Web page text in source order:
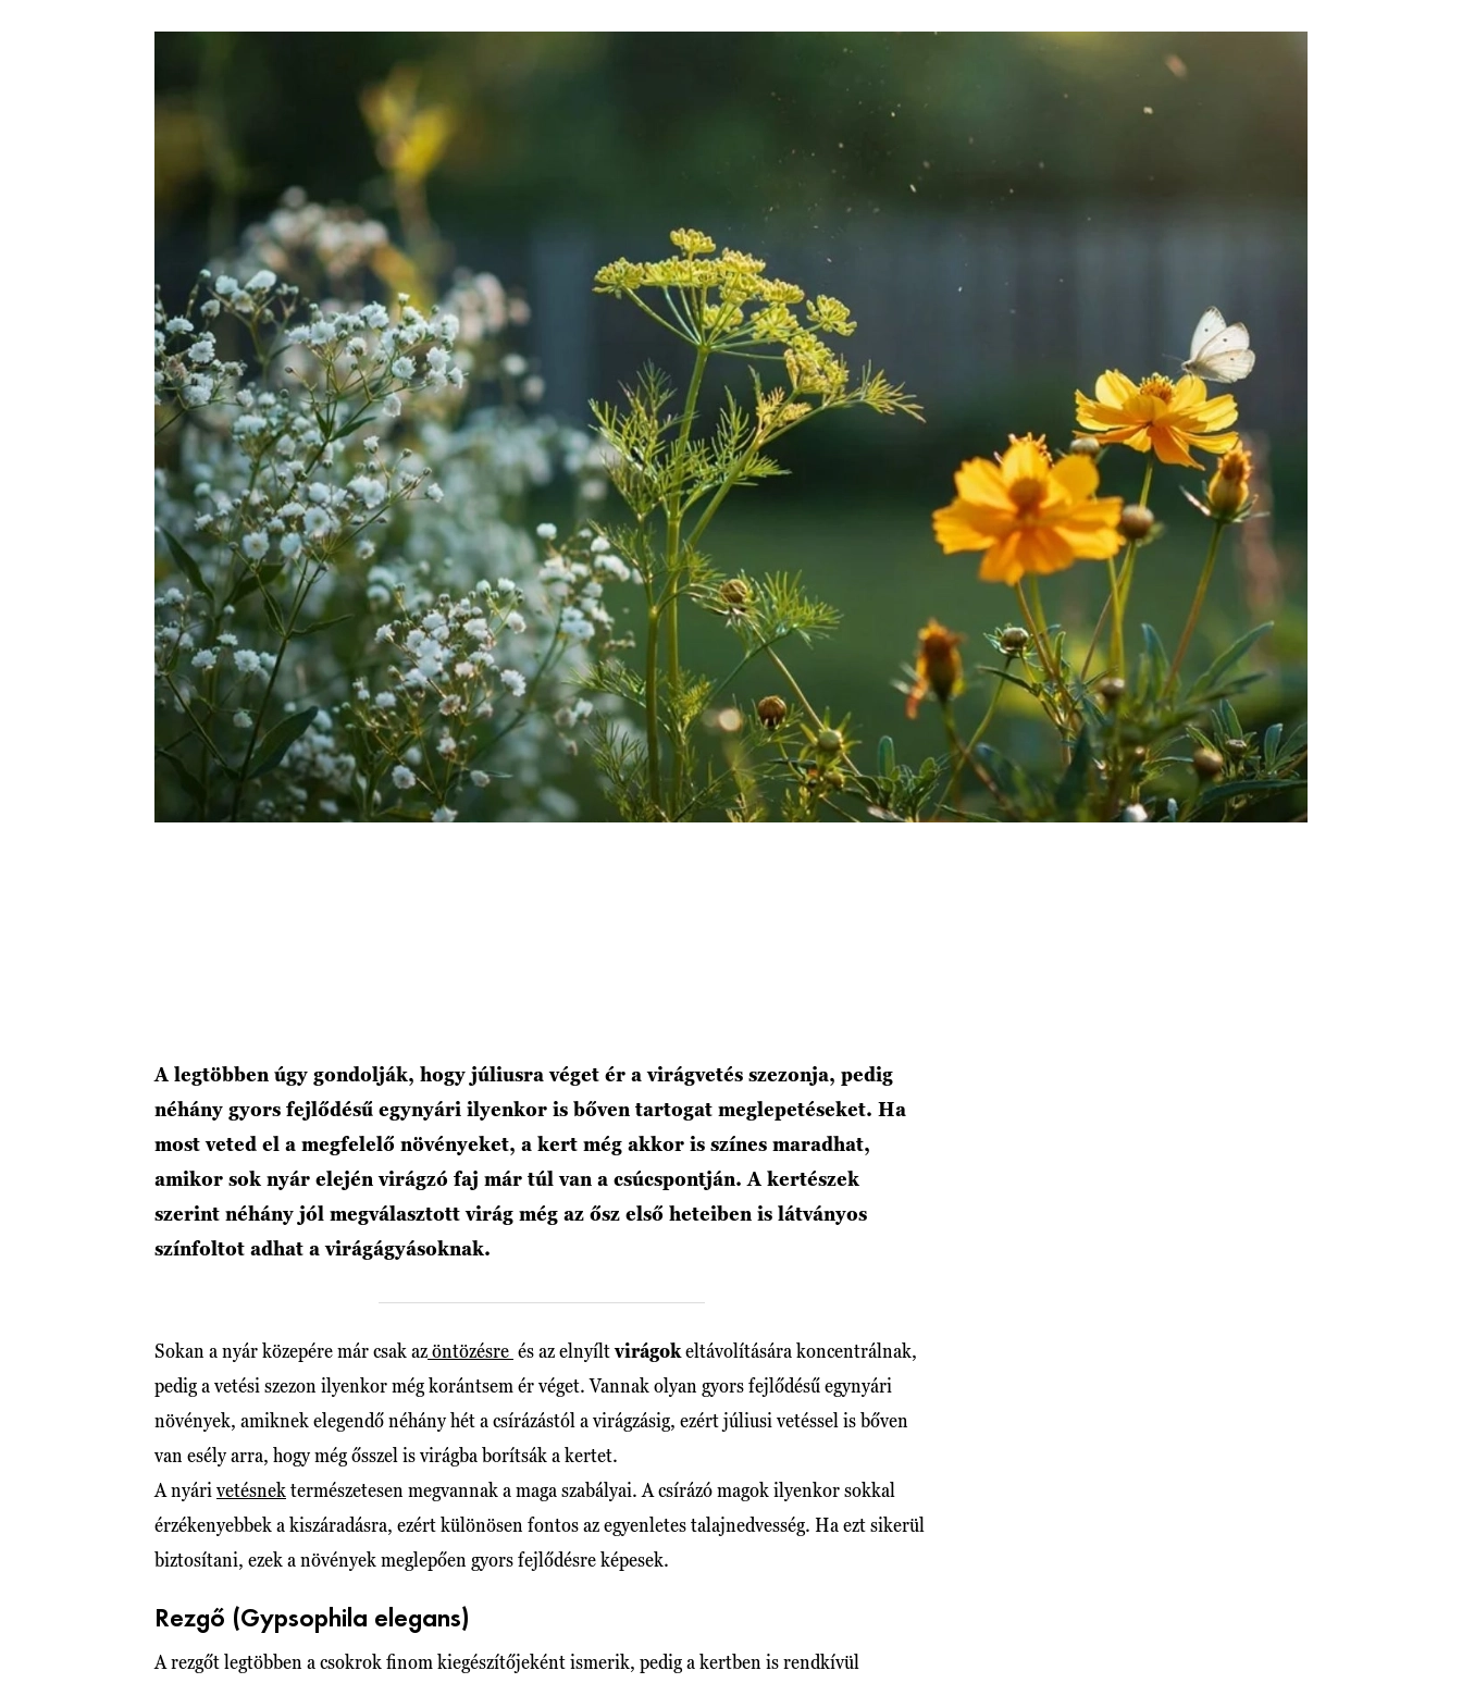
A legtöbben úgy gondolják, hogy júliusra véget ér a virágvetés szezonja, pedig
néhány gyors fejlődésű egynyári ilyenkor is bőven tartogat meglepetéseket. Ha
most veted el a megfelelő növényeket, a kert még akkor is színes maradhat,
amikor sok nyár elején virágzó faj már túl van a csúcspontján. A kertészek
szerint néhány jól megválasztott virág még az ősz első heteiben is látványos
színfoltot adhat a virágágyásoknak.
Sokan a nyár közepére már csak azöntözésre és az elnyíltvirágokeltávolítására koncentrálnak,
pedig a vetési szezon ilyenkor még korántsem ér véget. Vannak olyan gyors fejlődésű egynyári
növények, amiknek elegendő néhány hét a csírázástól a virágzásig, ezért júliusi vetéssel is bőven
van esély arra, hogy még ősszel is virágba borítsák a kertet.
A nyári vetésnektermészetesen megvannak a maga szabályai. A csírázó magok ilyenkor sokkal
érzékenyebbek a kiszáradásra, ezért különösen fontos az egyenletes talajnedvesség. Ha ezt sikerül
biztosítani, ezek a növények meglepően gyors fejlődésre képesek.
Rezgő (Gypsophila elegans)
A rezgőt legtöbben a csokrok finom kiegészítőjeként ismerik, pedig a kertben is rendkívül